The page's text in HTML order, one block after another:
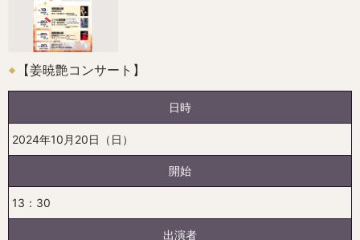
【姜暁艶コンサート】
日時
2024年10月20日（日）
開始
13：30
出演者